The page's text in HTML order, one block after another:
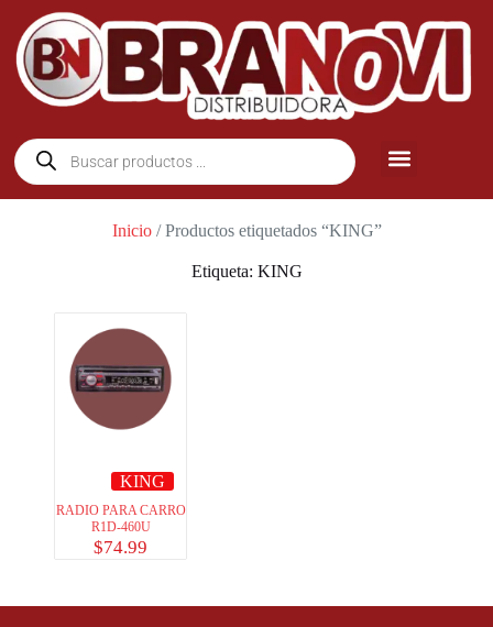
Inicio/ Productos etiquetados “KING”
Etiqueta: KING
KING
RADIO PARA CARRO
R1D-460U
$74.99